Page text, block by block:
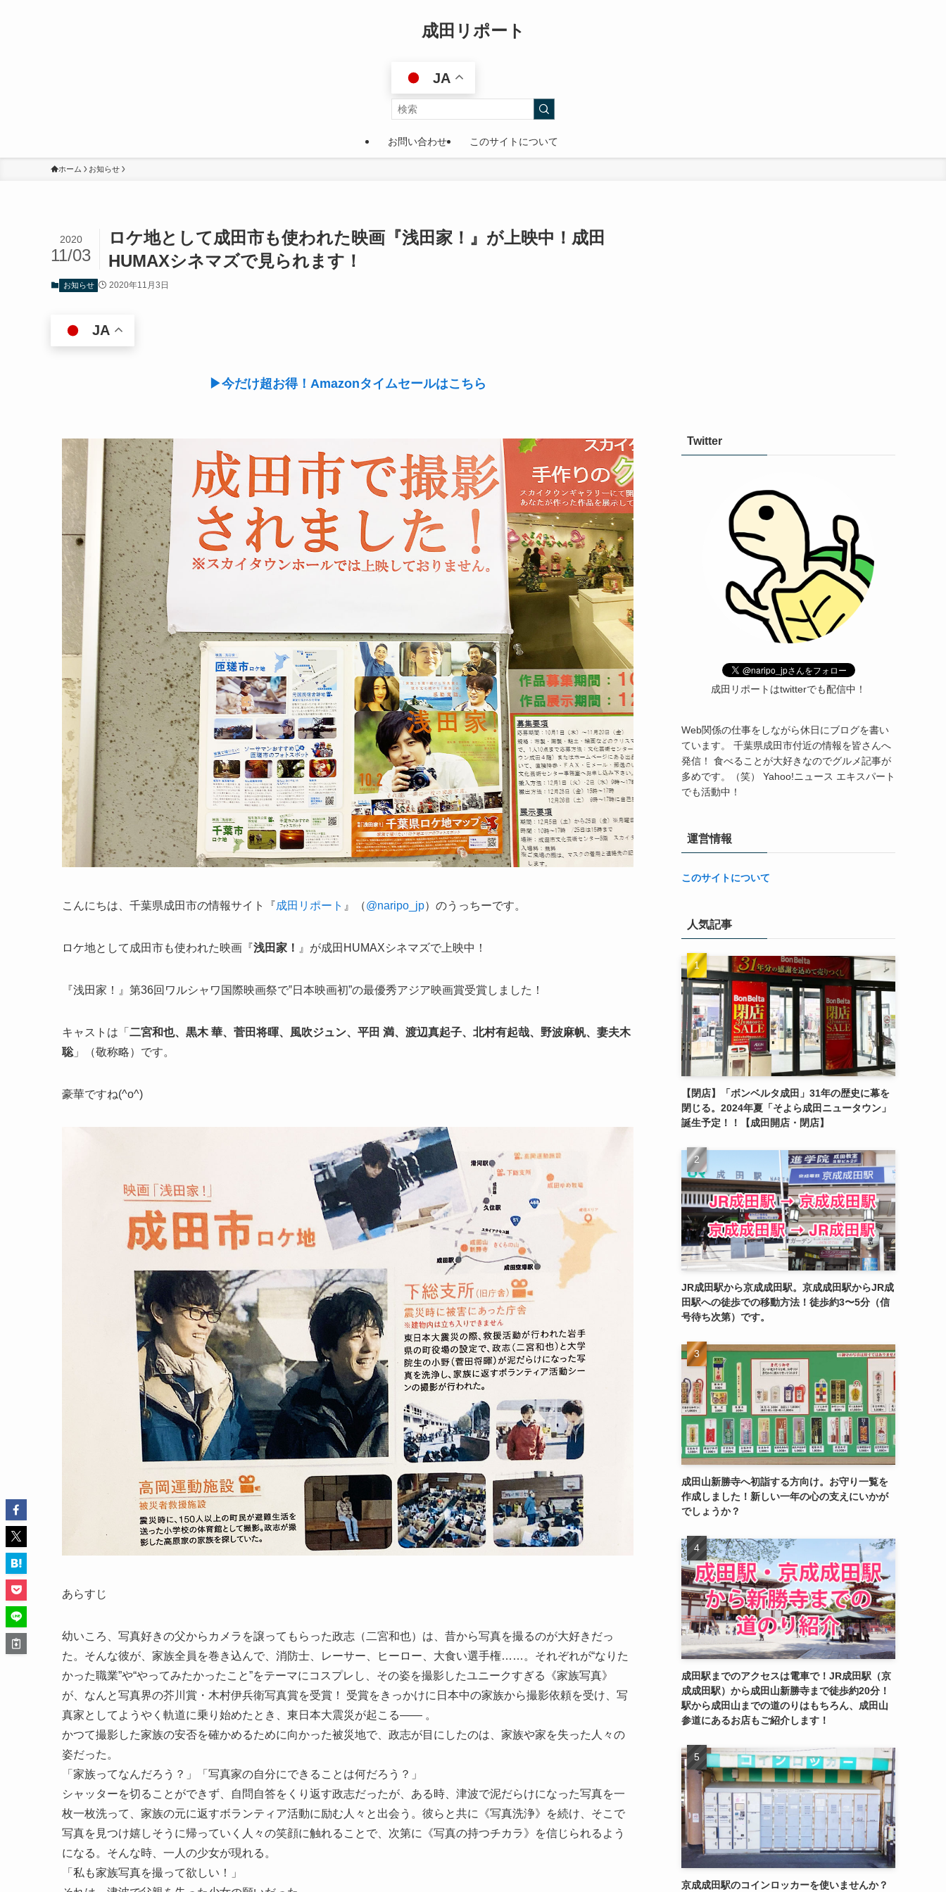
成田リポート
お問い合わせ このサイトについて
JA
ホーム お知らせ
ロケ地として成田市も使われた映画『浅田家！』が上映中！成田
HUMAXシネマズで見られます！
2020
11/03
お知らせ 2020年11月3日
JA
▶今だけ超お得！Amazonタイムセールはこちら
こんにちは、千葉県成田市の情報サイト『成田リポート 』（@naripo_jp）のうっちーです。
ロケ地として成田市も使われた映画『浅田家！ 』が成田HUMAXシネマズで上映中！
『浅田家！』第36回ワルシャワ国際映画祭で‟日本映画初”の最優秀アジア映画賞受賞しました！
キャストは「 二宮和也、黒木 華、菅田将暉、風吹ジュン、平田 満、渡辺真起子、北村有起哉、野波麻帆、妻夫木
聡」（敬称略）です。
豪華ですね(^o^)
あらすじ
幼いころ、写真好きの父からカメラを譲ってもらった政志（二宮和也）は、昔から写真を撮るのが大好きだっ
た。そんな彼が、家族全員を巻き込んで、消防士、レーサー、ヒーロー、大食い選手権……。それぞれが“なりた
かった職業”や“やってみたかったこと”をテーマにコスプレし、その姿を撮影したユニークすぎる《家族写真》
が、なんと写真界の芥川賞・木村伊兵衛写真賞を受賞！ 受賞をきっかけに日本中の家族から撮影依頼を受け、写
真家としてようやく軌道に乗り始めたとき、東日本大震災が起こる―― 。
かつて撮影した家族の安否を確かめるために向かった被災地で、政志が目にしたのは、家族や家を失った人々の
姿だった。
「家族ってなんだろう？」「写真家の自分にできることは何だろう？」
シャッターを切ることができず、自問自答をくり返す政志だったが、ある時、津波で泥だらけになった写真を一
枚一枚洗って、家族の元に返すボランティア活動に励む人々と出会う。彼らと共に《写真洗浄》を続け、そこで
写真を見つけ嬉しそうに帰っていく人々の笑顔に触れることで、次第に《写真の持つチカラ》を信じられるよう
になる。そんな時、一人の少女が現れる。
「私も家族写真を撮って欲しい！」
Twitter
成田リポートはtwitterでも配信中！
Web関係の仕事をしながら休日にブログを書い
ています。 千葉県成田市付近の情報を皆さんへ
発信！ 食べることが大好きなのでグルメ記事が
多めです。（笑） Yahoo!ニュース エキスパート
でも活動中！
運営情報
このサイトについて
人気記事
【閉店】「ボンベルタ成田」31年の歴史に幕を
閉じる。2024年夏「そよら成田ニュータウン」
誕生予定！！【成田開店・閉店】
JR成田駅から京成成田駅。京成成田駅からJR成
田駅への徒歩での移動方法！徒歩約3〜5分（信
号待ち次第）です。
成田山新勝寺へ初詣する方向け。お守り一覧を
作成しました！新しい一年の心の支えにいかが
でしょうか？
成田駅までのアクセスは電車で！JR成田駅（京
成成田駅）から成田山新勝寺まで徒歩約20分！
駅から成田山までの道のりはもちろん、成田山
参道にあるお店もご紹介します！
京成成田駅のコインロッカーを使いませんか？